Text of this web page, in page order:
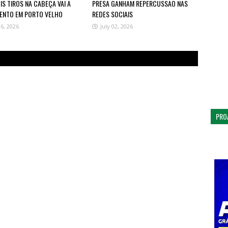
TIROS NA CABEÇA VAI A
EM PORTO VELHO
2026
PRESA GANHAM REPERCUSSÃO NAS
REDES SOCIAIS
July 02, 2026